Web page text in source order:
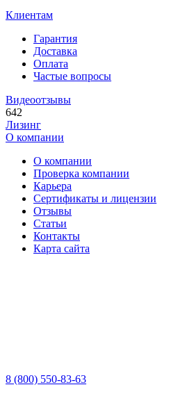
Клиентам
Гарантия
Доставка
Оплата
Частые вопросы
Видеоотзывы
642
Лизинг
О компании
О компании
Проверка компании
Карьера
Сертификаты и лицензии
Отзывы
Статьи
Контакты
Карта сайта
8 (800) 550-83-63